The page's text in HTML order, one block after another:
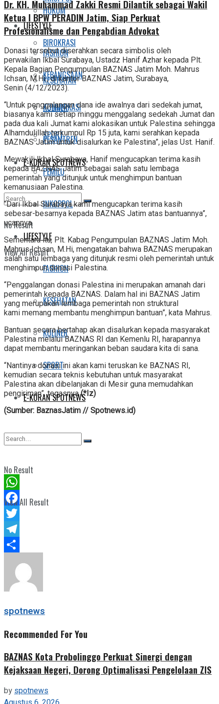
LIFESTYLE
FASHION
KESEHATAN
KULINER
SPORT
E-KORAN SPOTNEWS
No Result
View All Result
HUKUM
BIROKRASI
KEBANGSAAN
KOMUNIKASI
PESANTREN
PEMILU
INKOPPOL
LIFESTYLE
FASHION
KESEHATAN
KULINER
SPORT
E-KORAN SPOTNEWS
No Result
View All Result
Dr. KH. Muhammad Zakki Resmi Dilantik sebagai Wakil
Ketua I BPW PERADIN Jatim, Siap Perkuat
Profesionalisme dan Pengabdian Advokat
Donasi tersebut diserahkan secara simbolis oleh
perwakilan Ikbal Surabaya, Ustadz Hanif Azhar kepada Plt.
Kepala Bagian Pengumpulan BAZNAS Jatim Moh. Mahrus
Ichsan, M.Hi., di kantor BAZNAS Jatim, Surabaya,
Senin (4/12/2023).
“Untuk penggalangan dana ide awalnya dari sedekah jumat,
biasanya kami setiap minggu menggalang sedekah Jumat dan
pada dua kali Jumat kami alokasikan untuk Palestina sehingga
Alhamdulillah terkumpul Rp 15 juta, kami serahkan kepada
BAZNAS Jatim untuk disalurkan ke Palestina”, jelas Ust. Hanif.
Mewakili Ikbal Surabaya, Hanif mengucapkan terima kasih
kepada BAZNAS Jatim sebagai salah satu lembaga
pemerintah yang ditunjuk untuk menghimpun bantuan
kemanusiaan Palestina.
“Dari Ikbal Surabaya kami mengucapkan terima kasih
sebesar-besarnya kepada BAZNAS Jatim atas bantuannya”,
ucapnya.
Sementara itu, Plt. Kabag Pengumpulan BAZNAS Jatim Moh.
Mahrus Ichsan, M.Hi, mengatakan bahwa BAZNAS merupakan
salah satu lembaga yang ditunjuk resmi oleh pemerintah untuk
menghimpun donasi Palestina.
“Penggalangan donasi Palestina ini merupakan amanah dari
pemerintah kepada BAZNAS. Dalam hal ini BAZNAS Jatim
yang merupakan lembaga pemerintah non struktural
kami memang membantu menghimpun bantuan”, kata Mahrus.
Bantuan secara bertahap akan disalurkan kepada masyarakat
Palestina melalui BAZNAS RI dan Kemenlu RI, harapannya
dapat membantu meringankan beban saudara kita di sana.
“Nantinya donasi ini akan kami teruskan ke BAZNAS RI,
kemudian secara teknis kebutuhan untuk masyarakat
Palestina akan dibelanjakan di Mesir guna memudahkan
pengiriman”, tegasnya(*Iz)
(Sumber: BaznasJatim // Spotnews.id)
WhatsApp
Facebook
Twitter
Telegram
Share
spotnews
Recommended For You
BAZNAS Kota Probolinggo Perkuat Sinergi dengan
Kejaksaan Negeri, Dorong Optimalisasi Pengelolaan ZIS
byspotnews